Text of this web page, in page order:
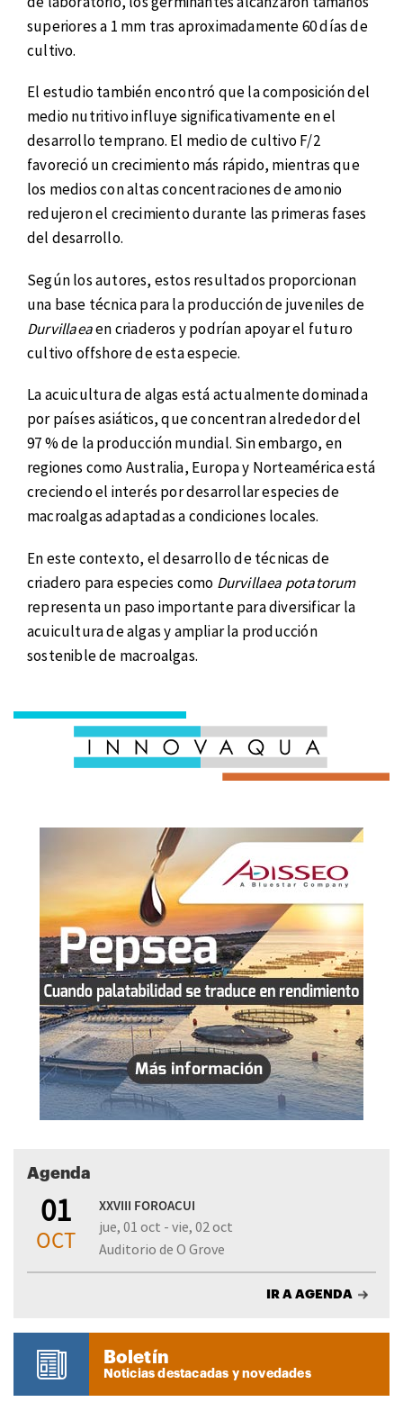
superiores a 1 mm tras aproximadamente 60 días de
cultivo.
El estudio también encontró que la composición del
medio nutritivo influye significativamente en el
desarrollo temprano. El medio de cultivo F/2
favoreció un crecimiento más rápido, mientras que
los medios con altas concentraciones de amonio
redujeron el crecimiento durante las primeras fases
del desarrollo.
Según los autores, estos resultados proporcionan
una base técnica para la producción de juveniles de
Durvillaeaen criaderos y podrían apoyar el futuro
cultivo offshore de esta especie.
La acuicultura de algas está actualmente dominada
por países asiáticos, que concentran alrededor del
97 % de la producción mundial. Sin embargo, en
regiones como Australia, Europa y Norteamérica está
creciendo el interés por desarrollar especies de
macroalgas adaptadas a condiciones locales.
En este contexto, el desarrollo de técnicas de
criadero para especies como Durvillaea potatorum
representa un paso importante para diversificar la
acuicultura de algas y ampliar la producción
sostenible de macroalgas.
Agenda
01
OCT
XXVIII FOROACUI
jue, 01 oct - vie, 02 oct
Auditorio de O Grove
IR A AGENDA
Boletín
Noticias destacadas y novedades